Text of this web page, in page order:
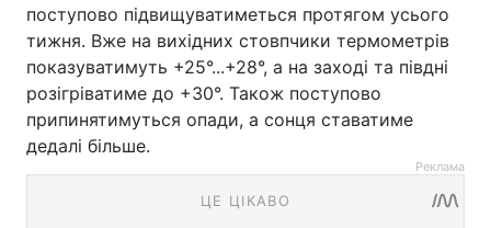
поступово підвищуватиметься протягом усього
тижня. Вже на вихідних стовпчики термометрів
показуватимуть +25°...+28°, а на заході та півдні
розігріватиме до +30°. Також поступово
припинятимуться опади, а сонця ставатиме
дедалі більше.
Реклама